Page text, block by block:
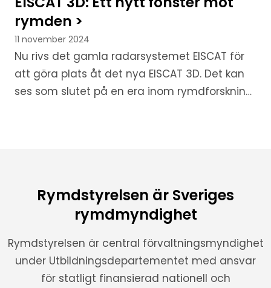
rymden >
11 november 2024
Nu rivs det gamla radarsystemet EISCAT för
att göra plats åt det nya EISCAT 3D. Det kan
ses som slutet på en era inom rymdforskning,
Rymdstyrelsen är Sveriges
rymdmyndighet
Rymdstyrelsen är central förvaltningsmyndighet
under Utbildningsdepartementet med ansvar
för statligt finansierad nationell och